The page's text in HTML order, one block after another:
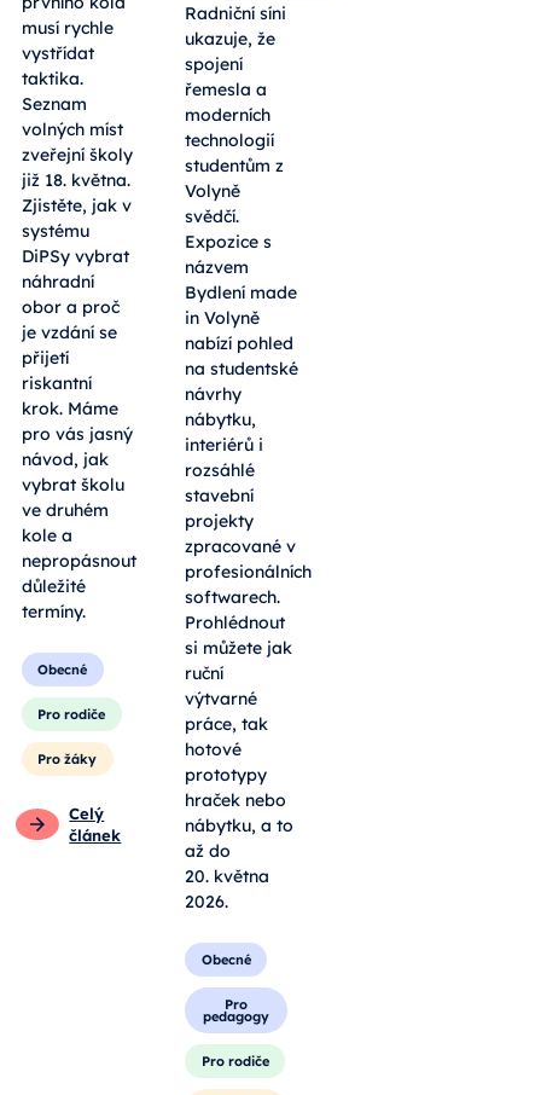
musí rychle
vystřídat
taktika.
Seznam
volných míst
zveřejní školy
již 18. května.
Zjistěte, jak v
systému
DiPSy vybrat
náhradní
obor a proč
je vzdání se
přijetí
riskantní
krok. Máme
pro vás jasný
návod, jak
vybrat školu
ve druhém
kole a
nepropásnout
důležité
termíny.
Obecné
Pro rodiče
Pro žáky
Celý
článek
Radniční síni
ukazuje, že
spojení
řemesla a
moderních
technologií
studentům z
Volyně
svědčí.
Expozice s
názvem
Bydlení made
in Volyně
nabízí pohled
na studentské
návrhy
nábytku,
interiérů i
rozsáhlé
stavební
projekty
zpracované v
profesionálních
softwarech.
Prohlédnout
si můžete jak
ruční
výtvarné
práce, tak
hotové
prototypy
hraček nebo
nábytku, a to
až do
20. května
2026.
Obecné
Pro
pedagogy
Pro rodiče